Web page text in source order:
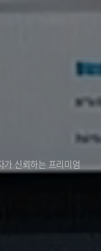
가 신뢰하는 프리미엄